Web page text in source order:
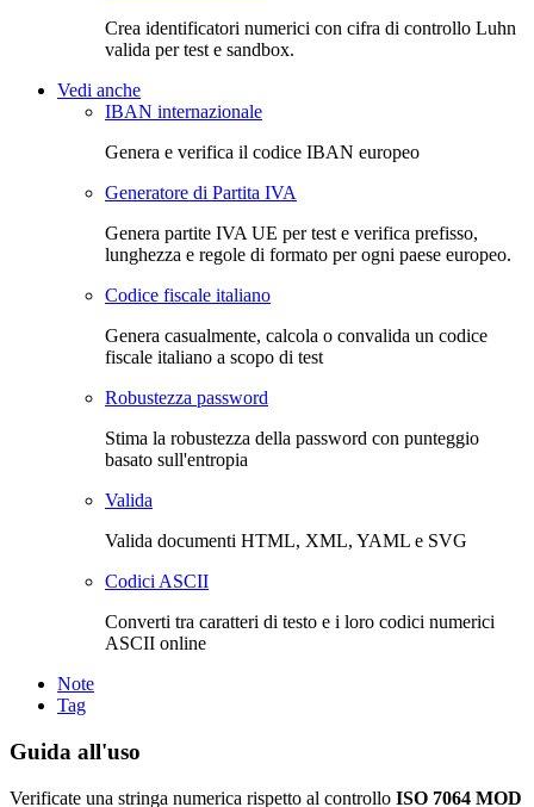
Crea identificatori numerici con cifra di controllo Luhn
valida per test e sandbox.
Vedi anche
IBAN internazionale
Genera e verifica il codice IBAN europeo
Generatore di Partita IVA
Genera partite IVA UE per test e verifica prefisso,
lunghezza e regole di formato per ogni paese europeo.
Codice fiscale italiano
Genera casualmente, calcola o convalida un codice
fiscale italiano a scopo di test
Robustezza password
Stima la robustezza della password con punteggio
basato sull'entropia
Valida
Valida documenti HTML, XML, YAML e SVG
Codici ASCII
Converti tra caratteri di testo e i loro codici numerici
ASCII online
Note
Tag
Guida all'uso
Verificate una stringa numerica rispetto al controllo ISO 7064 MOD